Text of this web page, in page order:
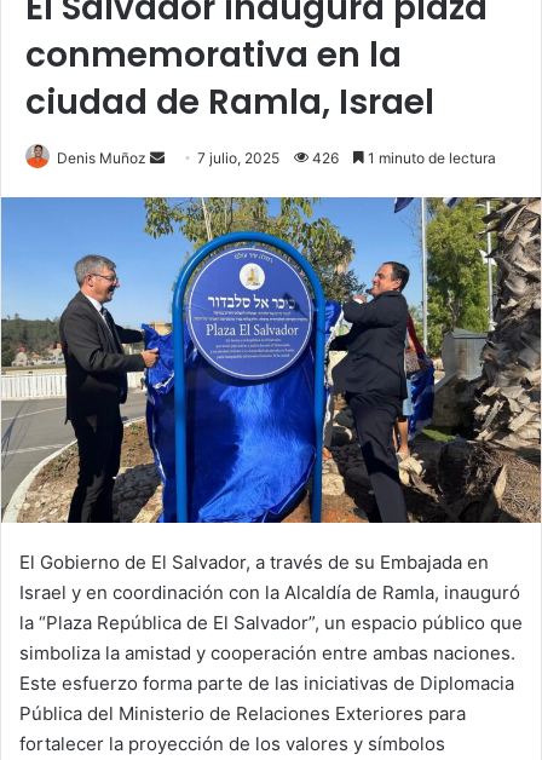
conmemorativa en la
ciudad de Ramla, Israel
Denis Muñoz
Send
email
7 julio, 2025 426 1 minuto de lectura
El Gobierno de El Salvador, a través de su Embajada en
Israel y en coordinación con la Alcaldía de Ramla, inauguró
la “Plaza República de El Salvador”, un espacio público que
simboliza la amistad y cooperación entre ambas naciones.
Este esfuerzo forma parte de las iniciativas de Diplomacia
Pública del Ministerio de Relaciones Exteriores para
fortalecer la proyección de los valores y símbolos